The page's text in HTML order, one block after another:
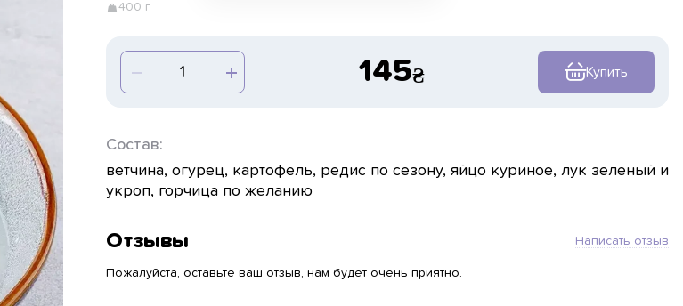
400 г
145 Купить
Состав:
ветчина, огурец, картофель, редис по сезону, яйцо куриное, лук зеленый и
укроп, горчица по желанию
Отзывы Написать отзыв
Пожалуйста, оставьте ваш отзыв, нам будет очень приятно.